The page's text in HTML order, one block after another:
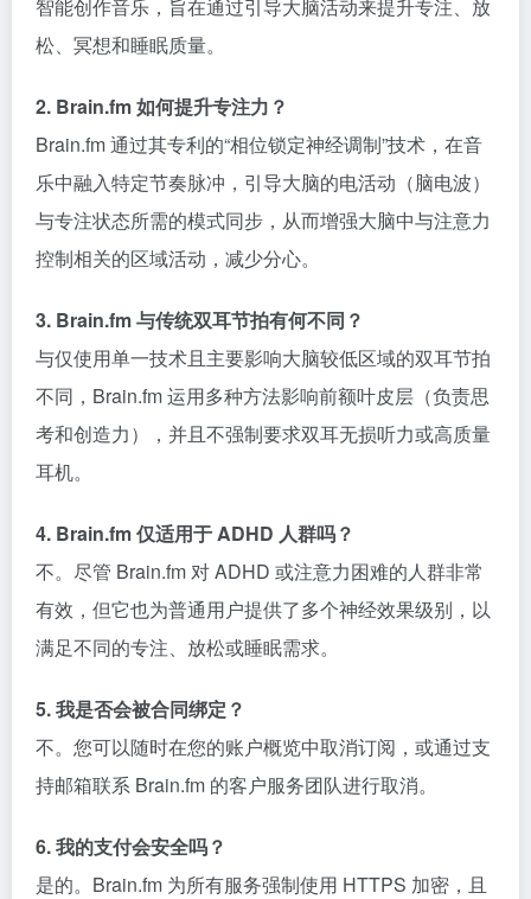
智能创作音乐，旨在通过引导大脑活动来提升专注、放
松、冥想和睡眠质量。
2. Brain.fm 如何提升专注力？
Brain.fm 通过其专利的“相位锁定神经调制”技术，在音
乐中融入特定节奏脉冲，引导大脑的电活动（脑电波）
与专注状态所需的模式同步，从而增强大脑中与注意力
控制相关的区域活动，减少分心。
3. Brain.fm 与传统双耳节拍有何不同？
与仅使用单一技术且主要影响大脑较低区域的双耳节拍
不同，Brain.fm 运用多种方法影响前额叶皮层（负责思
考和创造力），并且不强制要求双耳无损听力或高质量
耳机。
4. Brain.fm 仅适用于 ADHD 人群吗？
不。尽管 Brain.fm 对 ADHD 或注意力困难的人群非常
有效，但它也为普通用户提供了多个神经效果级别，以
满足不同的专注、放松或睡眠需求。
5. 我是否会被合同绑定？
不。您可以随时在您的账户概览中取消订阅，或通过支
持邮箱联系 Brain.fm 的客户服务团队进行取消。
6. 我的支付会安全吗？
是的。Brain.fm 为所有服务强制使用 HTTPS 加密，且